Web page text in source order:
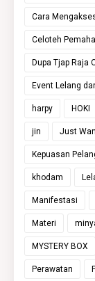
Cara
Celoteh
Dupa Tjap Raja
Event Lelang
harpy HOKI
jin Just
Kepuasan
khodam
Manifestasi
Materi
MYSTERY BOX
Perawatan